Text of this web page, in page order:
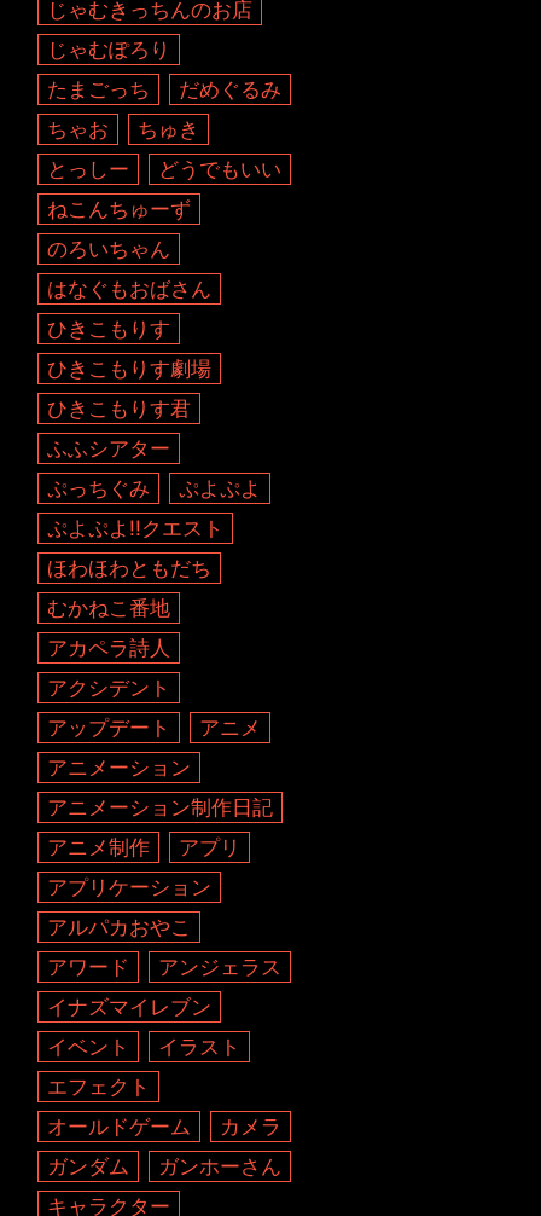
じゃむきっちんのお店
じゃむぽろり
たまごっち
だめぐるみ
ちゃお
ちゅき
とっしー
どうでもいい
ねこんちゅーず
のろいちゃん
はなぐもおばさん
ひきこもりす
ひきこもりす劇場
ひきこもりす君
ふふシアター
ぷっちぐみ
ぷよぷよ
ぷよぷよ!!クエスト
ほわほわともだち
むかねこ番地
アカペラ詩人
アクシデント
アップデート
アニメ
アニメーション
アニメーション制作日記
アニメ制作
アプリ
アプリケーション
アルパカおやこ
アワード
アンジェラス
イナズマイレブン
イベント
イラスト
エフェクト
オールドゲーム
カメラ
ガンダム
ガンホーさん
キャラクター